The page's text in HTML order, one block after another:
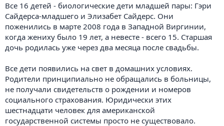
Все 16 детей - биологические дети младшей пары: Гэри
Сайдерса-младшего и Элизабет Сайдерс. Они
поженились в марте 2008 года в Западной Виргинии,
когда жениху было 19 лет, а невесте - всего 15. Старшая
дочь родилась уже через два месяца после свадьбы.
Все дети появились на свет в домашних условиях.
Родители принципиально не обращались в больницы,
не получали свидетельств о рождении и номеров
социального страхования. Юридически этих
шестнадцати человек для американской
государственной системы просто не существовало.